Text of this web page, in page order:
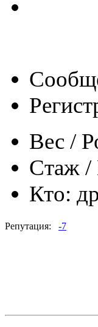
Вес /
Стаж /
Кто:
Репутация: -7